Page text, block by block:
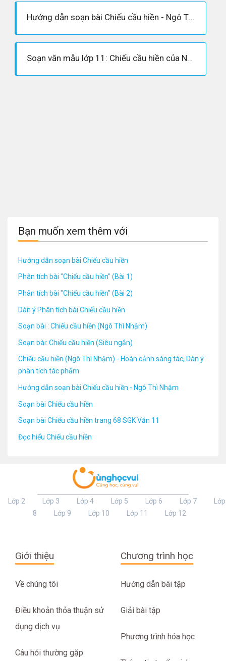
Hướng dẫn soạn bài Chiếu cầu hiền - Ngô Thì Nhậm
Soạn văn mẫu lớp 11: Chiếu cầu hiền của Ngô Thì Nhậm
Bạn muốn xem thêm với
Hướng dẫn soạn bài Chiếu cầu hiền
Phân tích bài "Chiếu cầu hiền" (Bài 1)
Phân tích bài "Chiếu cầu hiền" (Bài 2)
Dàn ý Phân tích bài Chiếu cầu hiền
Soạn bài : Chiếu cầu hiền (Ngô Thì Nhậm)
Soạn bài: Chiếu cầu hiền (Siêu ngắn)
Chiếu cầu hiền (Ngô Thì Nhậm) - Hoàn cảnh sáng tác, Dàn ý
phân tích tác phẩm
Hướng dẫn soạn bài Chiếu cầu hiền - Ngô Thì Nhậm
Soạn bài Chiếu cầu hiền
Soạn bài Chiếu cầu hiền trang 68 SGK Văn 11
Đọc hiểu Chiếu cầu hiền
Lớp 2 Lớp 3 Lớp 4 Lớp 5 Lớp 6 Lớp 7
Lớp
8
Lớp 9 Lớp 10 Lớp 11 Lớp 12
Giới thiệu
Về chúng tôi
Điều khoản thỏa thuận sử
dụng dịch vụ
Câu hỏi thường gặp
Chương trình học
Hướng dẫn bài tập
Giải bài tập
Phương trình hóa học